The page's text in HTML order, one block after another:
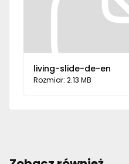
living-slide-de-en
Rozmiar: 2.13 MB